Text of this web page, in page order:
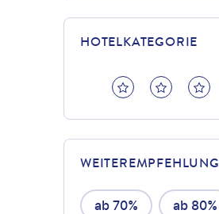
HOTELKATEGORIE
WEITEREMPFEHLUNG
ab 70% ab 80%